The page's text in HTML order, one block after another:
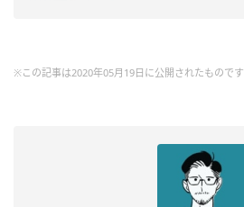
※この記事は2020年05月19日に公開されたものです